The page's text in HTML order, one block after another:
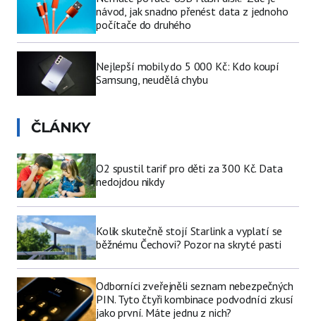
návod, jak snadno přenést data z jednoho
počítače do druhého
Nejlepší mobily do 5 000 Kč: Kdo koupí
Samsung, neudělá chybu
ČLÁNKY
O2 spustil tarif pro děti za 300 Kč. Data
nedojdou nikdy
Kolik skutečně stojí Starlink a vyplatí se
běžnému Čechovi? Pozor na skryté pasti
Odborníci zveřejněli seznam nebezpečných
PIN. Tyto čtyři kombinace podvodníci zkusí
jako první. Máte jednu z nich?